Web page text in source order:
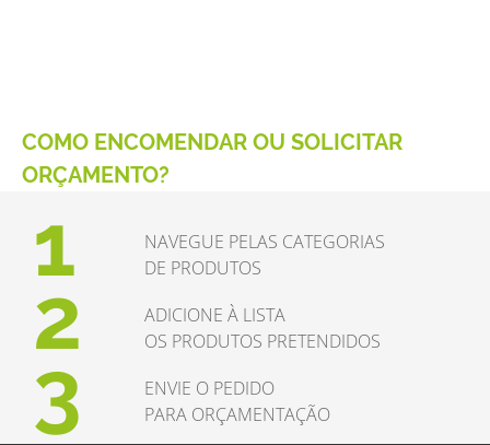
COMO ENCOMENDAR OU SOLICITAR
ORÇAMENTO?
1
NAVEGUE PELAS CATEGORIAS
DE PRODUTOS
2
ADICIONE À LISTA
OS PRODUTOS PRETENDIDOS
3
ENVIE O PEDIDO
PARA ORÇAMENTAÇÃO